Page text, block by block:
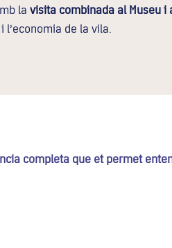
la visita combinada al Museu i
de la vila.
completa que et permet